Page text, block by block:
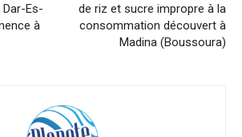
Es-
à
de riz et sucre impropre à la
consommation découvert à
Madina (Boussoura)